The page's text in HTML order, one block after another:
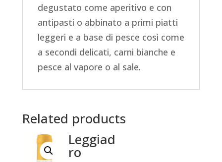
degustato come aperitivo e con
antipasti o abbinato a primi piatti
leggeri e a base di pesce così come
a secondi delicati, carni bianche e
pesce al vapore o al sale.
Related products
Leggiad
ro